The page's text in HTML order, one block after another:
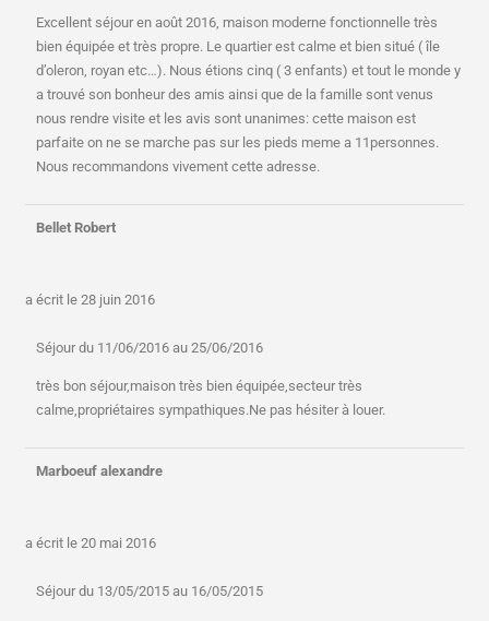
Excellent séjour en août 2016, maison moderne fonctionnelle très
bien équipée et très propre. Le quartier est calme et bien situé ( île
d’oleron, royan etc…). Nous étions cinq ( 3 enfants) et tout le monde y
a trouvé son bonheur des amis ainsi que de la famille sont venus
nous rendre visite et les avis sont unanimes: cette maison est
parfaite on ne se marche pas sur les pieds meme a 11personnes.
Nous recommandons vivement cette adresse.
Bellet Robert
a écrit le 28 juin 2016
Séjour du 11/06/2016 au 25/06/2016
très bon séjour,maison très bien équipée,secteur très
calme,propriétaires sympathiques.Ne pas hésiter à louer.
Marboeuf alexandre
a écrit le 20 mai 2016
Séjour du 13/05/2015 au 16/05/2015